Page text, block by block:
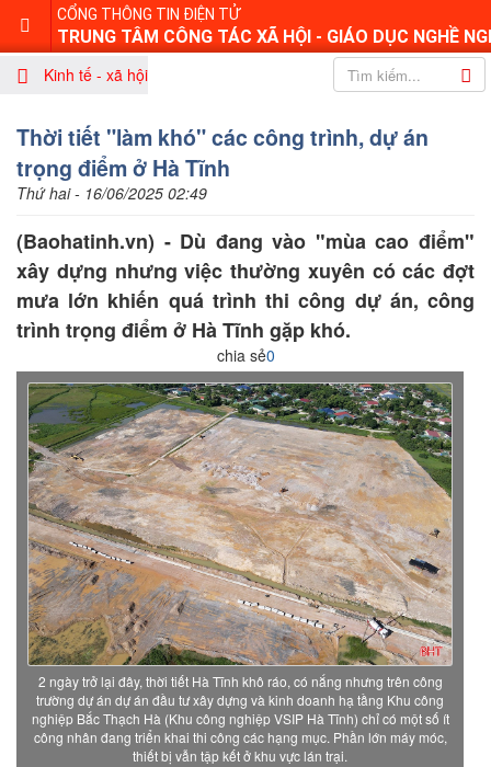
CỔNG THÔNG TIN ĐIỆN TỬ
TRUNG TÂM CÔNG TÁC XÃ HỘI - GIÁO DỤC NGHỀ
Kinh tế - xã hội
Thời tiết "làm khó" các công trình, dự án
trọng điểm ở Hà Tĩnh
Thứ hai - 16/06/2025 02:49
(Baohatinh.vn) - Dù đang vào "mùa cao điểm"
xây dựng nhưng việc thường xuyên có các đợt
mưa lớn khiến quá trình thi công dự án, công
trình trọng điểm ở Hà Tĩnh gặp khó.
chia sẻ0
2 ngày trở lại đây, thời tiết Hà Tĩnh khô ráo, có nắng nhưng trên công
trường dự án dự án đầu tư xây dựng và kinh doanh hạ tầng Khu công
nghiệp Bắc Thạch Hà (Khu công nghiệp VSIP Hà Tĩnh) chỉ có một số ít
công nhân đang triển khai thi công các hạng mục. Phần lớn máy móc,
thiết bị vẫn tập kết ở khu vực lán trại.